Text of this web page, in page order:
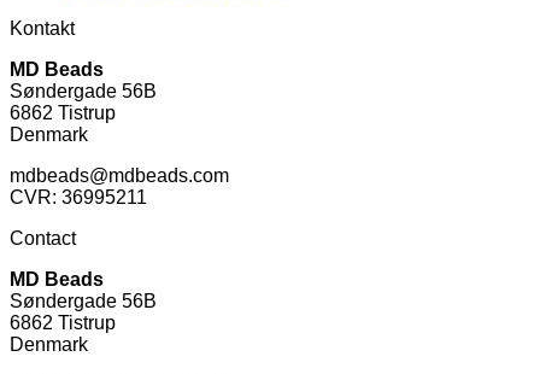
Kontakt
MD Beads
Søndergade 56B
6862 Tistrup
Denmark
mdbeads@mdbeads.com
CVR: 36995211
Contact
MD Beads
Søndergade 56B
6862 Tistrup
Denmark